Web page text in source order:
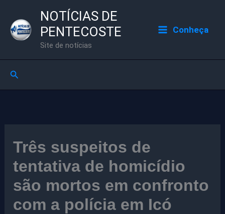
para
NOTÍCIAS DE
PENTECOSTE
Site de notícias
Conheça
Pesquisar
Três suspeitos de
tentativa de homicídio
são mortos em confronto
com a polícia em Icó